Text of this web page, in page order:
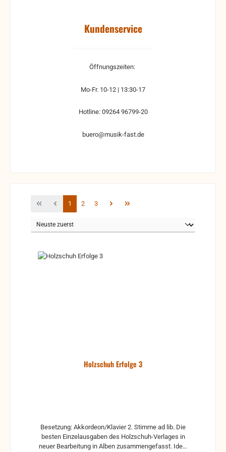
Kundenservice
Öffnungszeiten:
Mo-Fr. 10-12 | 13:30-17
Hotline: 09264 96799-20
buero@musik-fast.de
Seite
1 Seite
2 Seite
3
Holzschuh Erfolge 3
Besetzung: Akkordeon/Klavier 2. Stimme ad lib. Die
besten Einzelausgaben des Holzschuh-Verlages in
neuer Bearbeitung in Alben zusammengefasst. Ideal